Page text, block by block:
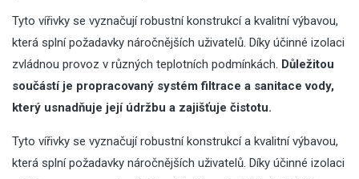
Tyto vířivky se vyznačují robustní konstrukcí a kvalitní výbavou,
která splní požadavky náročnějších uživatelů. Díky účinné izolaci
zvládnou provoz v různých teplotních podmínkách. Důležitou
součástí je propracovaný systém filtrace a sanitace vody,
který usnadňuje její údržbu a zajišťuje čistotu.
Tyto vířivky se vyznačují robustní konstrukcí a kvalitní výbavou,
která splní požadavky náročnějších uživatelů. Díky účinné izolaci